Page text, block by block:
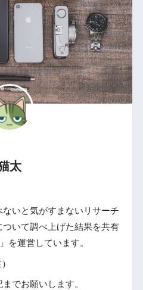
太
いと気がすまないリサーチ
いて調べ上げた結果を共有
を運営しています。
でお願いします。